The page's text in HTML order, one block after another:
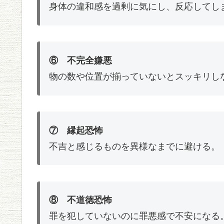
身体の違和感を過剰に気にし、反応してし
⑥ 不完全嫌悪
物の数や位置が揃っていないとスッキリし
⑦ 縁起恐怖
不吉と感じるものを異様なまでに避ける。
⑧ 不道徳恐怖
罪を犯していないのに罪悪感で不安になる。